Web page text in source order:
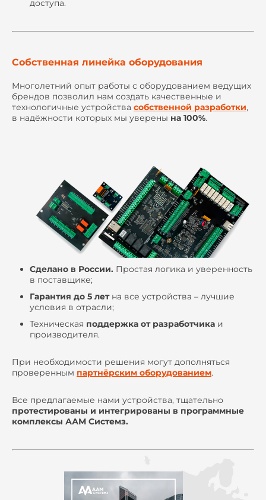
доступа.
Собственная линейка оборудования
Многолетний опыт работы с оборудованием ведущих
брендов позволил нам создать качественные и
технологичные устройства собственной разработки,
в надёжности которых мы уверены на 100%.
Сделано в России. Простая логика и уверенность
в поставщике;
Гарантия до 5 летна все устройства – лучшие
условия в отрасли;
Техническая поддержка от разработчика и
производителя.
При необходимости решения могут дополняться
проверенным партнёрским оборудованием.
Все предлагаемые нами устройства, тщательно
протестированы и интегрированы в программные
комплексы ААМ Системз.